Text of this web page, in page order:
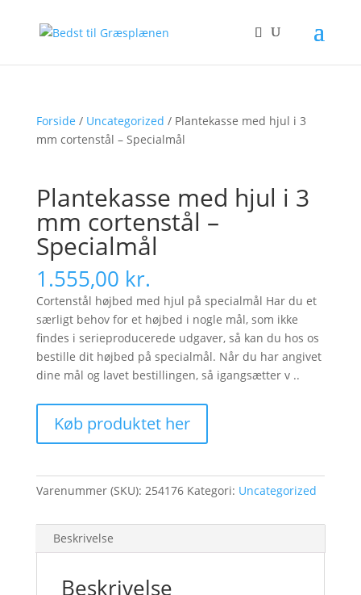
Forside / Uncategorized / Plantekasse med hjul i 3
mm cortenstål – Specialmål
Plantekasse med hjul i 3
mm cortenstål –
Specialmål
1.555,00 kr.
Cortenstål højbed med hjul på specialmål Har du et
særligt behov for et højbed i nogle mål, som ikke
findes i serieproducerede udgaver, så kan du hos os
bestille dit højbed på specialmål. Når du har angivet
dine mål og lavet bestillingen, så igangsætter v ..
Køb produktet her
Varenummer (SKU): 254176 Kategori: Uncategorized
Beskrivelse
Beskrivelse